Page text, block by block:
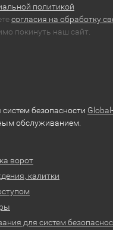
политикой
согласия на обработку
покинуть наш сайт.
безопасности Global-
обслуживанием.
ворот
калитки
для систем